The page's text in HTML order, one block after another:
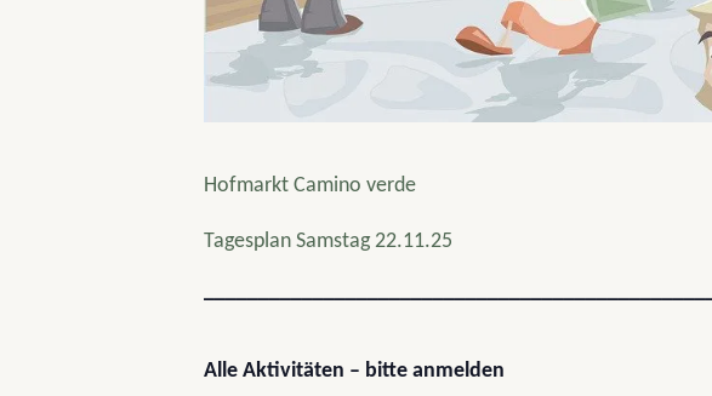
Hofmarkt Camino verde
Tagesplan Samstag 22.11.25
Alle Aktivitäten – bitte anmelden